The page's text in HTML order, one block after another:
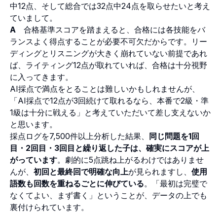
中12点、そして総合では32点中24点を取らせたいと考え
ていまして。
A 合格基準スコアを踏まえると、合格には各技能をバ
ランスよく得点することが必要不可欠だからです。リー
ディングとリスニングが大きく崩れていない前提であれ
ば、ライティング12点が取れていれば、合格は十分視野
に入ってきます。
AI採点で満点をとることは難しいかもしれませんが、
「AI採点で12点が3回続けて取れるなら、本番で2級・準
1級は十分に戦える」と考えていただいて差し支えないか
と思います。
採点ログを7,500件以上分析した結果、 同じ問題を1回
目・2回目・3回目と繰り返した子は、確実にスコアが上
がっています。劇的に5点跳ね上がるわけではありませ
んが、 初回と最終回で明確な向上が見られますし、 使用
語数も回数を重ねるごとに伸びている。「最初は完璧で
なくてよい、まず書く」ということが、データの上でも
裏付けられています。